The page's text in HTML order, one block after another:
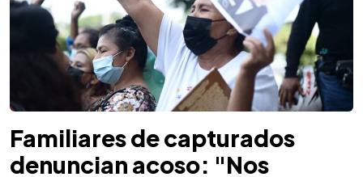
Familiares de capturados
denuncian acoso: "Nos